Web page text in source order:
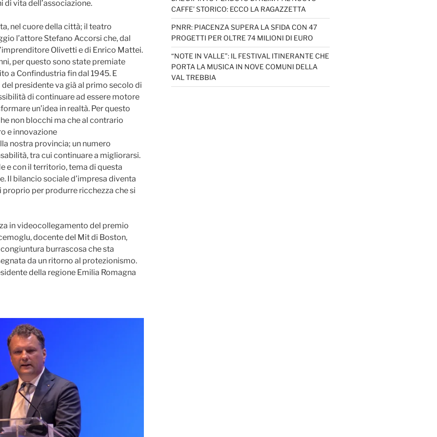
di vita dell’associazione.
nel cuore della città; il teatro
l’attore Stefano Accorsi che, dal
Olivetti e di Enrico Mattei.
per questo sono state premiate
a Confindustria fin dal 1945. E
presidente va già al primo secolo di
di continuare ad essere motore
un’idea in realtà. Per questo
non blocchi ma che al contrario
e innovazione
nostra provincia; un numero
tra cui continuare a migliorarsi.
e con il territorio, tema di questa
Il bilancio sociale d’impresa diventa
per produrre ricchezza che si
in videocollegamento del premio
docente del Mit di Boston,
burrascosa che sta
da un ritorno al protezionismo.
della regione Emilia Romagna
CAFFE’ STORICO: ECCO LA RAGAZZETTA
PNRR: PIACENZA SUPERA LA SFIDA CON 47
PROGETTI PER OLTRE 74 MILIONI DI EURO
“NOTE IN VALLE”: IL FESTIVAL ITINERANTE CHE
PORTA LA MUSICA IN NOVE COMUNI DELLA
VAL TREBBIA